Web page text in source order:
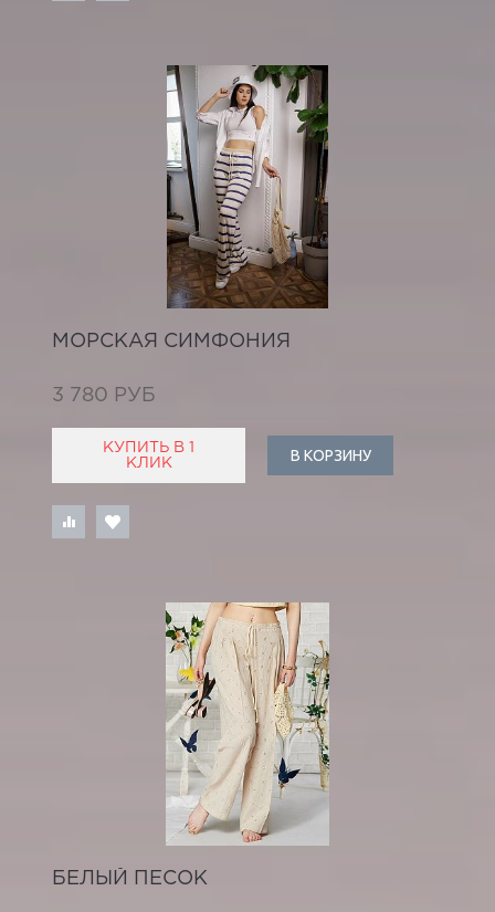
МОРСКАЯ СИМФОНИЯ
3 780 РУБ
КУПИТЬ В 1
КЛИК
В КОРЗИНУ
БЕЛЫЙ ПЕСОК